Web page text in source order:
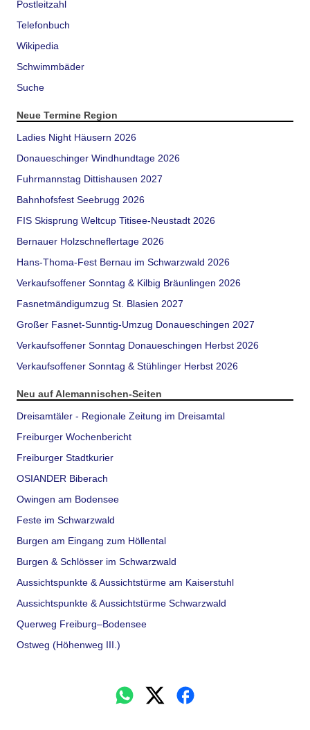
Postleitzahl
Telefonbuch
Wikipedia
Schwimmbäder
Suche
Neue Termine Region
Ladies Night Häusern 2026
Donaueschinger Windhundtage 2026
Fuhrmannstag Dittishausen 2027
Bahnhofsfest Seebrugg 2026
FIS Skisprung Weltcup Titisee-Neustadt 2026
Bernauer Holzschneflertage 2026
Hans-Thoma-Fest Bernau im Schwarzwald 2026
Verkaufsoffener Sonntag & Kilbig Bräunlingen 2026
Fasnetmändigumzug St. Blasien 2027
Großer Fasnet-Sunntig-Umzug Donaueschingen 2027
Verkaufsoffener Sonntag Donaueschingen Herbst 2026
Verkaufsoffener Sonntag & Stühlinger Herbst 2026
Neu auf Alemannischen-Seiten
Dreisamtäler - Regionale Zeitung im Dreisamtal
Freiburger Wochenbericht
Freiburger Stadtkurier
OSIANDER Biberach
Owingen am Bodensee
Feste im Schwarzwald
Burgen am Eingang zum Höllental
Burgen & Schlösser im Schwarzwald
Aussichtspunkte & Aussichtstürme am Kaiserstuhl
Aussichtspunkte & Aussichtstürme Schwarzwald
Querweg Freiburg–Bodensee
Ostweg (Höhenweg III.)